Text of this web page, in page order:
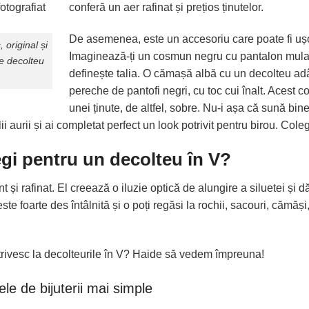
original și
decolteu
conferă un aer rafinat și prețios ținutelor.
De asemenea, este un accesoriu care poate fi
Imaginează-ți un cosmun negru cu pantalon
definește talia. O cămașă albă cu un decolteu
pereche de pantofi negri, cu toc cui înalt. Acest
unei ținute, de altfel, sobre. Nu-i așa că sună
aurii și ai completat perfect un look potrivit pentru birou.
pentru un decolteu în V?
și rafinat. El creează o iluzie optică de alungire a siluetei și
foarte des întâlnită și o poți regăsi la rochii, sacouri,
la decolteurile în V? Haide să vedem împreuna!
de bijuterii mai simple